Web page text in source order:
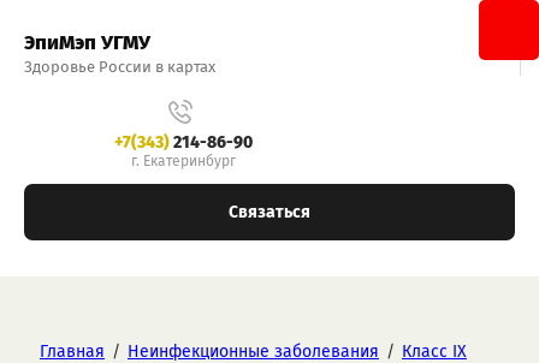
ЭпиМэп УГМУ
Здоровье России в картах
+7(343)214-86-90
г. Екатеринбург
Связаться
Главная / Неинфекционные заболевания / Класс IX